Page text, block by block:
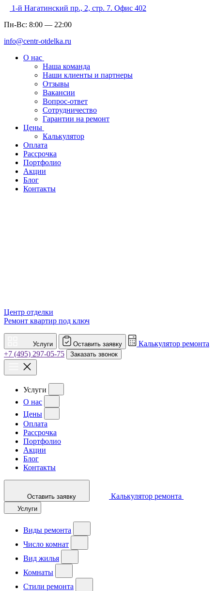
1-й Нагатинский пр., 2, стр. 7. Офис 402
Пн-Вс: 8:00 — 22:00
info@centr-otdelka.ru
О нас
Наша команда
Наши клиенты и партнеры
Отзывы
Вакансии
Вопрос-ответ
Сотрудничество
Гарантии на ремонт
Цены
Калькулятор
Оплата
Рассрочка
Портфолио
Акции
Блог
Контакты
Центр отделки
Ремонт квартир под ключ
Услуги Оставить заявку
Калькулятор ремонта
+7 (495) 297-05-75
Заказать звонок
Услуги
О нас
Цены
Оплата
Рассрочка
Портфолио
Акции
Блог
Контакты
Оставить заявку Калькулятор ремонта
Услуги
Виды ремонта
Число комнат
Вид жилья
Комнаты
Стили ремонта